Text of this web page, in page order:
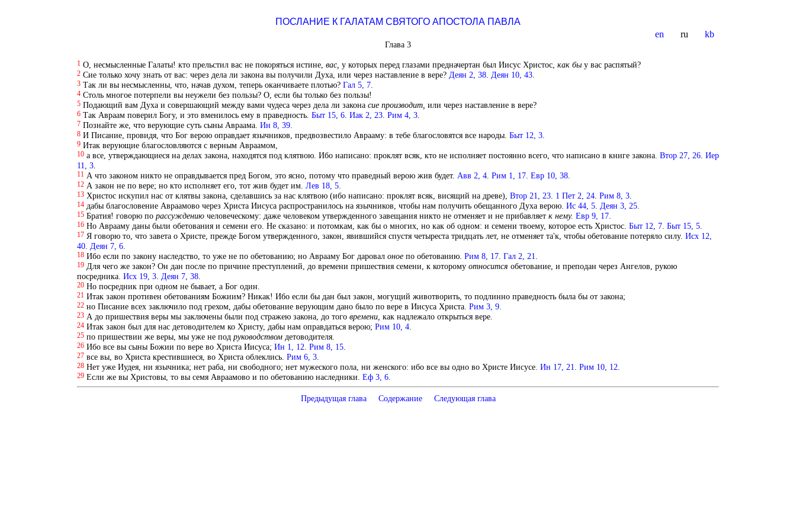
ПОСЛАНИЕ К ГАЛАТАМ СВЯТОГО АПОСТОЛА ПАВЛА
en
ru kb
Глава 3
1 О, несмысленные Галаты! кто прельстил вас не покоряться истине, вас, у которых перед глазами предначертан был Иисус Христос, как быу вас распятый?
2 Сие только хочу знать от вас: через дела ли закона вы получили Духа, или через наставление в вере? Деян 2, 38. Деян 10, 43.
3 Так ли вы несмысленны, что, начав духом, теперь оканчиваете плотью? Гал 5, 7.
4 Столь многое потерпели вы неужели без пользы? О, если бы только без пользы!
5 Подающий вам Духа и совершающий между вами чудеса через дела ли закона сие производит, или через наставление в вере?
6 Так Авраам поверил Богу, и это вменилось ему в праведность. Быт 15, 6. Иак 2, 23. Рим 4, 3.
7 Познайте же, что верующие суть сыны Авраама. Ин 8, 39.
8 И Писание, провидя, что Бог верою оправдает язычников, предвозвестило Аврааму: в тебе благословятся все народы. Быт 12, 3.
9 Итак верующие благословляются с верным Авраамом,
10 а все, утверждающиеся на делах закона, находятся под клятвою. Ибо написано: проклят всяк, кто не исполняет постоянно всего, что написано в книге закона. Втор 27, 26. Иер
11, 3.
11 А что законом никто не оправдывается пред Богом, это ясно, потому что праведный верою жив будет. Авв 2, 4. Рим 1, 17. Евр 10, 38.
12 А закон не по вере; но кто исполняет его, тот жив будет им. Лев 18, 5.
13 Христос искупил нас от клятвы закона, сделавшись за нас клятвою (ибо написано: проклят всяк, висящий на древе), Втор 21, 23. 1 Пет 2, 24. Рим 8, 3.
14 дабы благословение Авраамово через Христа Иисуса распространилось на язычников, чтобы нам получить обещанного Духа верою. Ис 44, 5. Деян 3, 25.
15 Братия! говорю по рассуждениючеловеческому: даже человеком утвержденного завещания никто не отменяет и не прибавляет к нему. Евр 9, 17.
16 Но Аврааму даны были обетования и семени его. Не сказано: и потомкам, как бы о многих, но как об одном: и семени твоему, которое есть Христос. Быт 12, 7. Быт 15, 5.
17 Я говорю то, что завета о Христе, прежде Богом утвержденного, закон, явившийся спустя четыреста тридцать лет, не отменяет та'к, чтобы обетование потеряло силу. Исх 12,
40. Деян 7, 6.
18 Ибо если по закону наследство, то уже не по обетованию; но Аврааму Бог даровал оноепо обетованию. Рим 8, 17. Гал 2, 21
19 Для чего же закон? Он дан после по причине преступлений, до времени пришествия семени, к которому относится обетование, и преподан через Ангелов, рукою
посредника. Исх 19, 3. Деян 7, 38.
20 Но посредник при одном не бывает, а Бог один.
21 Итак закон противен обетованиям Божиим? Никак! Ибо если бы дан был закон, могущий животворить, то подлинно праведность была бы от закона;
22 но Писание всех заключило под грехом, дабы обетование верующим дано было по вере в Иисуса Христа. Рим 3, 9.
23 А до пришествия веры мы заключены были под стражею закона, до того времени, как надлежало открыться вере.
24 Итак закон был для нас детоводителем ко Христу, дабы нам оправдаться верою; Рим 10, 4.
25 по пришествии же веры, мы уже не под руководствомдетоводителя.
26 Ибо все вы сыны Божии по вере во Христа Иисуса; Ин 1, 12 Рим 8, 15.
27 все вы, во Христа крестившиеся, во Христа облеклись. Рим 6, 3.
28 Нет уже Иудея, ни язычника; нет раба, ни свободного; нет мужеского пола, ни женского: ибо все вы одно во Христе Иисусе. Ин 17, 21 Рим 10, 12
29 Если же вы Христовы, то вы семя Авраамово и по обетованию наследники. Еф 3, 6.
Предыдущая глава Содержание Следующая глава